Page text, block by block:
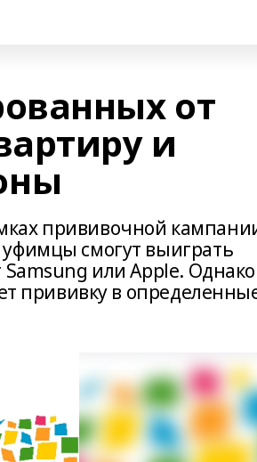
от
и
прививочной
смогут выиграть
Samsung или Apple. Однако
прививку в